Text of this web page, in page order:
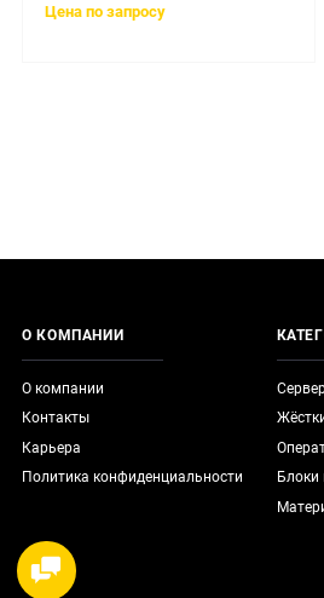
Цена по запросу
О КОМПАНИИ
О компании
Контакты
Карьера
Политика конфиденциальности
Блоки